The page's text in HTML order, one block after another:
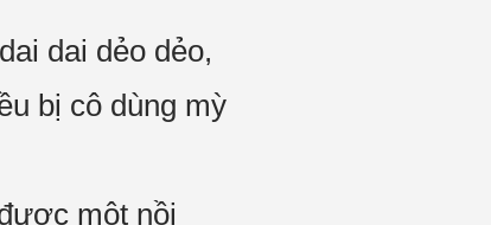
dai dẻo dẻo,
bị cô dùng mỳ
một nồi